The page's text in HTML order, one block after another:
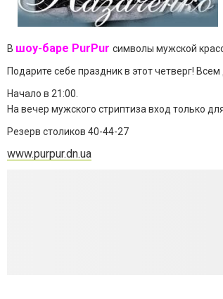
В шоу-баре PurPur символы мужской
Подарите себе праздник в этот четверг!
Начало в 21:00.
На вечер мужского стриптиза вход только
Резерв столиков 40-44-27
www.purpur.dn.ua